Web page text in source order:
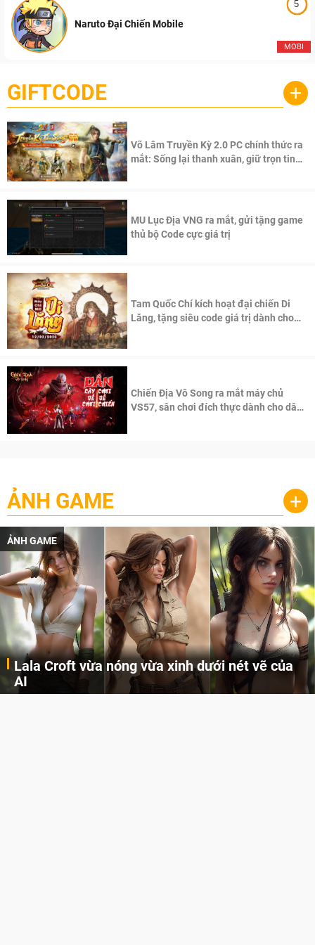
5
MOBI
Naruto Đại Chiến Mobile
GIFTCODE +
Võ Lâm Truyền Kỳ 2.0 PC chính thức ra
mắt: Sống lại thanh xuân, giữ trọn tinh
MU Lục Địa VNG ra mắt, gửi tặng game
thủ bộ Code cực giá trị
Tam Quốc Chí kích hoạt đại chiến Di
Lăng, tặng siêu code giá trị dành cho
Chiến Địa Vô Song ra mắt máy chủ
VS57, sân chơi đích thực dành cho dân
ẢNH GAME +
ẢNH GAME
Lala Croft vừa nóng vừa xinh dưới nét vẽ của
AI